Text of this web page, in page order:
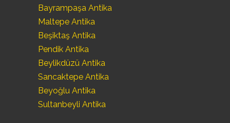
Bayrampaşa Antika
Maltepe Antika
Beşiktaş Antika
Pendik Antika
Beylikdüzü Antika
Sancaktepe Antika
Beyoğlu Antika
Sultanbeyli Antika